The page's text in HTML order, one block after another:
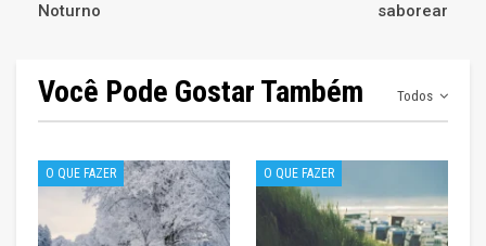
Noturno
saborear
Todos
Você Pode Gostar Também
O QUE FAZER O QUE FAZER